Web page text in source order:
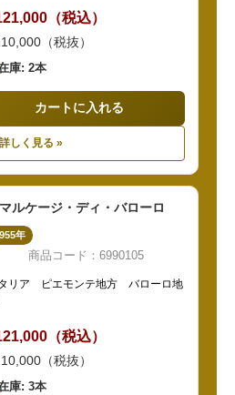
（税込）
（税抜）
庫: 2本
カートに入れる
詳しく見る »
ルケージ・ディ・バローロ
年
商品コード：6990105
リア ピエモンテ地方 バローロ地
（税込）
（税抜）
庫: 3本